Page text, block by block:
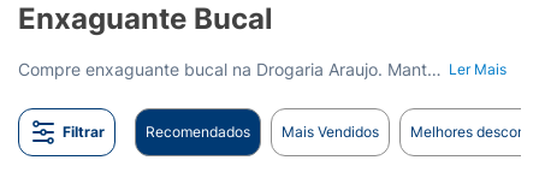
Enxaguante Bucal
Compre enxaguante bucal na Drogaria Araujo. Mantenha seu hálito fresco e sua boca saudável. Entrega para todo o Brasil. Ler Mais
Filtrar Recomendados Mais Vendidos Melhores